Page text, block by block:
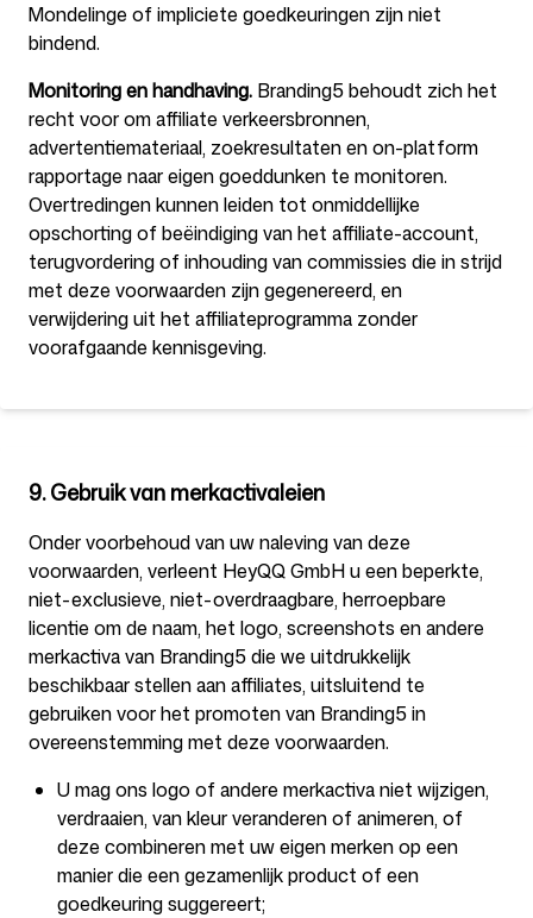
Mondelinge of impliciete goedkeuringen zijn niet
bindend.
Monitoring en handhaving. Branding5 behoudt zich het
recht voor om affiliate verkeersbronnen,
advertentiemateriaal, zoekresultaten en on-platform
rapportage naar eigen goeddunken te monitoren.
Overtredingen kunnen leiden tot onmiddellijke
opschorting of beëindiging van het affiliate-account,
terugvordering of inhouding van commissies die in strijd
met deze voorwaarden zijn gegenereerd, en
verwijdering uit het affiliateprogramma zonder
voorafgaande kennisgeving.
9. Gebruik van merkactivaleien
Onder voorbehoud van uw naleving van deze
voorwaarden, verleent HeyQQ GmbH u een beperkte,
niet-exclusieve, niet-overdraagbare, herroepbare
licentie om de naam, het logo, screenshots en andere
merkactiva van Branding5 die we uitdrukkelijk
beschikbaar stellen aan affiliates, uitsluitend te
gebruiken voor het promoten van Branding5 in
overeenstemming met deze voorwaarden.
U mag ons logo of andere merkactiva niet wijzigen,
verdraaien, van kleur veranderen of animeren, of
deze combineren met uw eigen merken op een
manier die een gezamenlijk product of een
goedkeuring suggereert;